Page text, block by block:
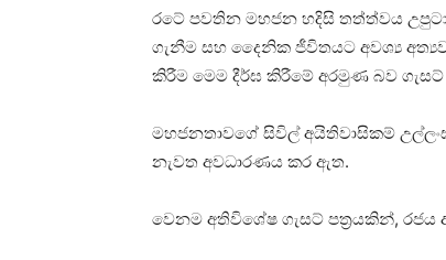
රටේ පවතින මහජන හදිසි තත්ත්වය
ගැනීම සහ දෛනික ජීවිතයට අවශ්‍ය
කිරීම මෙම දීර්ඝ කිරීමේ අරමුණ බව ගැසට්
මහජනතාවගේ සිවිල් අයිතිවාසිකම්
නැවත අවධාරණය කර ඇත.
වෙනම අතිවිශේෂ ගැසට් පත්‍රයකින්, රජය